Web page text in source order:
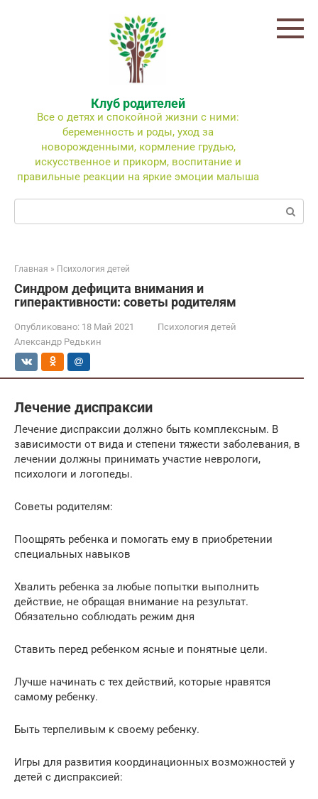
Клуб родителей
Все о детях и спокойной жизни с ними:
беременность и роды, уход за
новорожденными, кормление грудью,
искусственное и прикорм, воспитание и
правильные реакции на яркие эмоции малыша
Поиск:
Главная » Психология детей
Синдром дефицита внимания и
гиперактивности: советы родителям
Опубликовано: 18 Май 2021
Психология детей
Александр Редькин
Лечение диспраксии
Лечение диспраксии должно быть комплексным. В
зависимости от вида и степени тяжести заболевания, в
лечении должны принимать участие неврологи,
психологи и логопеды.
Советы родителям:
Поощрять ребенка и помогать ему в приобретении
специальных навыков
Хвалить ребенка за любые попытки выполнить
действие, не обращая внимание на результат.
Обязательно соблюдать режим дня
Ставить перед ребенком ясные и понятные цели.
Лучше начинать с тех действий, которые нравятся
самому ребенку.
Быть терпеливым к своему ребенку.
Игры для развития координационных возможностей у
детей с диспраксией: